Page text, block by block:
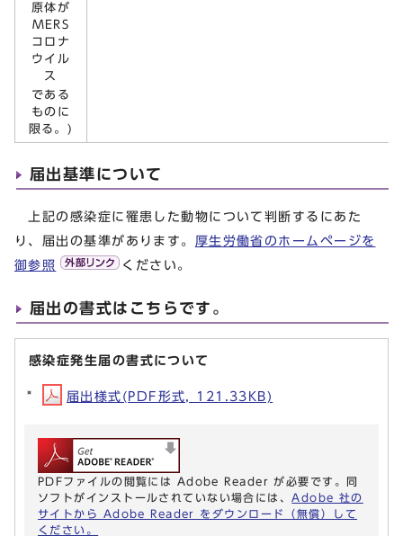
原体が
MERS
コロナ
ウイル
ス
である
ものに
限る。)
届出基準について
上記の感染症に罹患した動物について判断するにあた
り、届出の基準があります。 厚生労働省のホームページを
御参照
ください。
届出の書式はこちらです。
感染症発生届の書式について
届出様式(PDF形式, 121.33KB)
PDFファイルの閲覧には Adobe Reader が必要です。同
ソフトがインストールされていない場合には、 Adobe 社の
サイトから Adobe Reader をダウンロード（無償）して
ください。